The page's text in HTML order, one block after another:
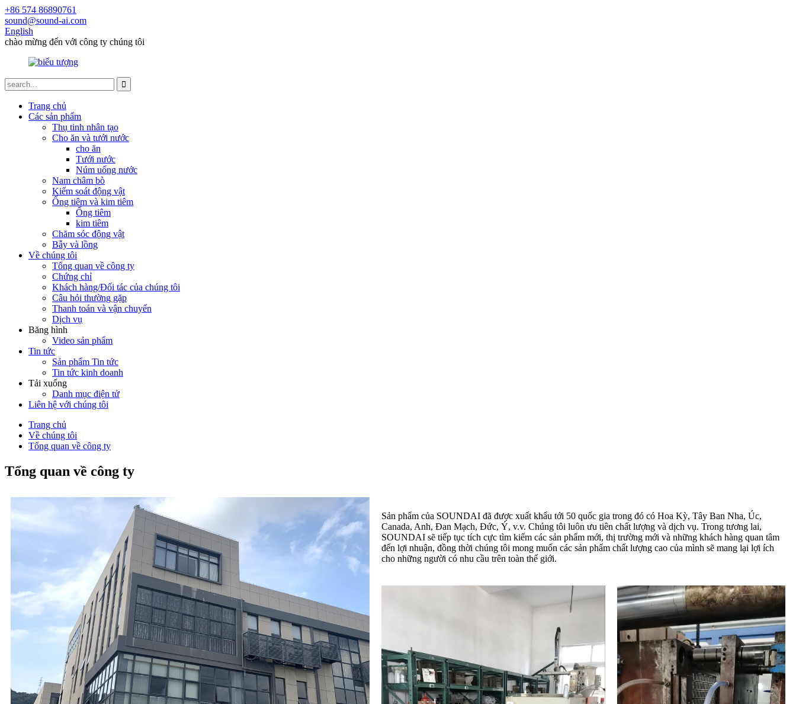
+86 574 86890761
sound@sound-ai.com
English
chào mừng đến với công ty chúng tôi
Trang chủ
Các sản phẩm
Thụ tinh nhân tạo
Cho ăn và tưới nước
cho ăn
Tưới nước
Núm uống nước
Nam châm bò
Kiểm soát động vật
Ống tiêm và kim tiêm
Ống tiêm
kim tiêm
Chăm sóc động vật
Bẫy và lồng
Về chúng tôi
Tổng quan về công ty
Chứng chỉ
Khách hàng/Đối tác của chúng tôi
Câu hỏi thường gặp
Thanh toán và vận chuyển
Dịch vụ
Băng hình
Video sản phẩm
Tin tức
Sản phẩm Tin tức
Tin tức kinh doanh
Tải xuống
Danh mục điện tử
Liên hệ với chúng tôi
Trang chủ
Về chúng tôi
Tổng quan về công ty
Tổng quan về công ty
Sản phẩm của SOUNDAI đã được xuất khẩu tới 50 quốc gia trong đó có Hoa Kỳ, Tây Ban Nha, Úc,
Canada, Anh, Đan Mạch, Đức, Ý, v.v. Chúng tôi luôn ưu tiên chất lượng và dịch vụ. Trong tương lai,
SOUNDAI sẽ tiếp tục tích cực tìm kiếm các sản phẩm mới, thị trường mới và những khách hàng quan tâm
đến lợi nhuận, đồng thời chúng tôi mong muốn các sản phẩm chất lượng cao của mình sẽ mang lại lợi ích
cho những người có nhu cầu trên toàn thế giới.